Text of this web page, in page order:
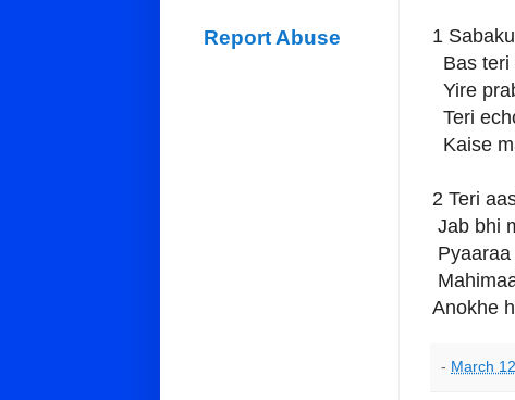
1
Bas teri
Yire
Teri
Kaise
2 Teri
Jab bhi
Anokhe
- March
Report Abuse